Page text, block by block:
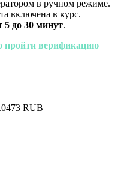
в ручном режиме.
включена в курс.
5 до 30 минут.
пройти верификацию
RUB